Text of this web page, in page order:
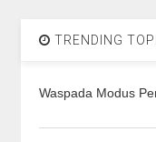
TRENDING
Waspada Modus